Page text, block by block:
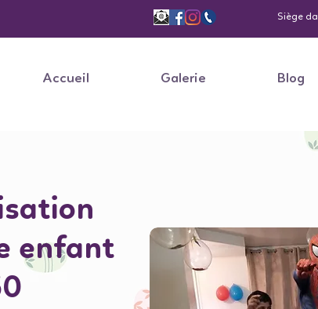
Siège
Accueil Galerie Blog
enfant